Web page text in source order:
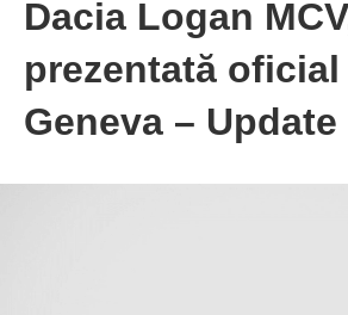
Dacia Logan
prezentată oficial
Geneva – Update